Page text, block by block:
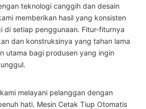
teknologi canggih dan desain
memberikan hasil yang konsisten
di setiap penggunaan. Fitur-fiturnya
dan konstruksinya yang tahan lama
utama bagi produsen yang ingin
melayani pelanggan dengan
hati. Mesin Cetak Tiup Otomatis